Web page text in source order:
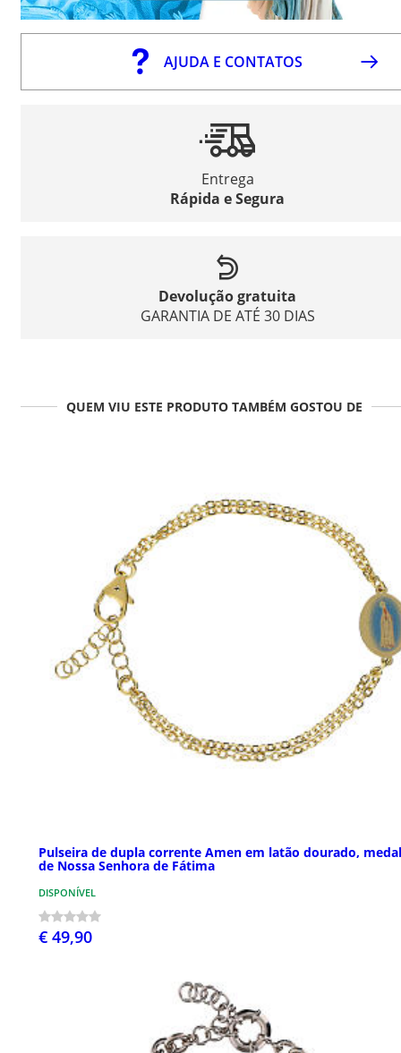
AJUDA E CONTATOS
Entrega
Rápida e Segura
Devolução gratuita
GARANTIA DE ATÉ 30 DIAS
QUEM VIU ESTE PRODUTO TAMBÉM GOSTOU DE
Pulseira de dupla corrente Amen em latão dourado,
de Nossa Senhora de Fátima
DISPONÍVEL
€ 49,90